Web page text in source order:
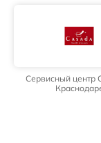
Сервисный центр